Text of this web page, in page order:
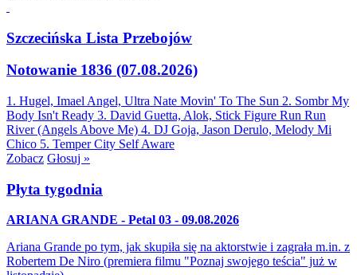
Szczecińska Lista Przebojów
Notowanie 1836 (07.08.2026)
1. Hugel, Imael Angel, Ultra Nate Movin' To The Sun 2. Sombr My
Body Isn't Ready 3. David Guetta, Alok, Stick Figure Run Run
River (Angels Above Me) 4. DJ Goja, Jason Derulo, Melody Mi
Chico 5. Temper City Self Aware
Zobacz Głosuj »
Płyta tygodnia
ARIANA GRANDE - Petal 03 - 09.08.2026
Ariana Grande po tym, jak skupiła się na aktorstwie i zagrała m.in. z
Robertem De Niro (premiera filmu "Poznaj swojego teścia" już w